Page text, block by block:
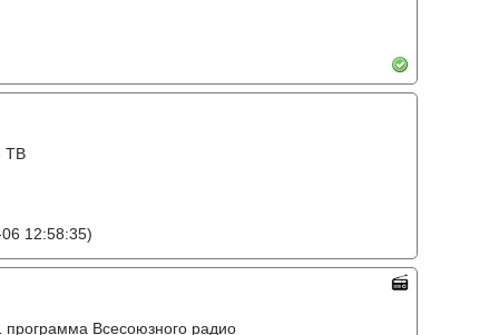
ТВ
12:58:35)
Всесоюзного радио